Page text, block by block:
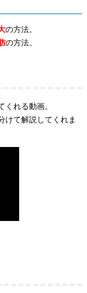
の方法。
の方法。
くれる動画。
けて解説してくれま